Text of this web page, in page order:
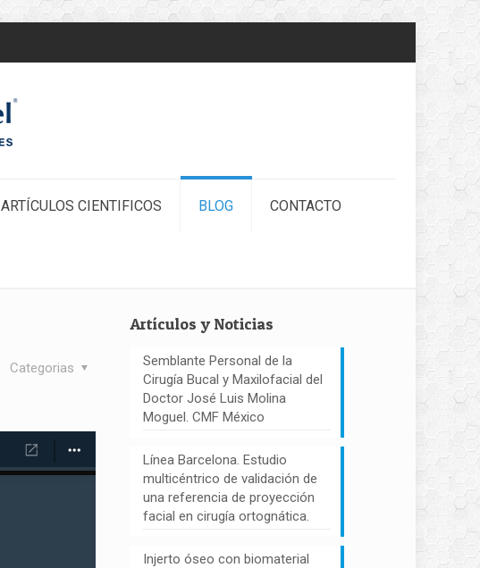
ARTÍCULOS CIENTIFICOS BLOG CONTACTO
Categorias
Artículos y Noticias
Semblante Personal de la
Cirugía Bucal y Maxilofacial del
Doctor José Luis Molina
Moguel. CMF México
Línea Barcelona. Estudio
multicéntrico de validación de
una referencia de proyección
facial en cirugía ortognática.
Injerto óseo con biomaterial